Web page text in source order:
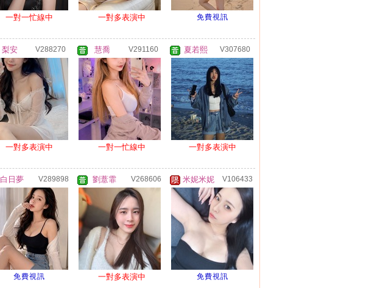
一對一忙線中 一對多表演中 免費視訊
梨安 V288270
一對多表演中
慧喬 V291160
一對一忙線中
夏若熙 V307680
一對多表演中
白日夢 V289898
免費視訊
劉薏霏 V268606
一對多表演中
米妮米妮 V106433
免費視訊